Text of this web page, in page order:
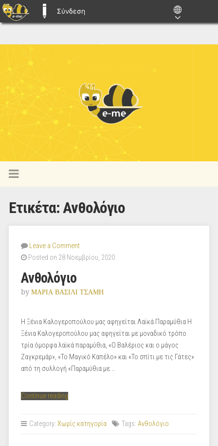
E-ME BLOGS
Σύνδεση
Ετικέτα:Ανθολόγιο
Leave a Comment
Posted on 28 Νοεμβρίου, 2020
Ανθολόγιο
by ΜΑΡΙΑ ΒΑΣΙΛΙ ΤΣΑΜΗ
Η Ξένια Καλογεροπούλου μας αφηγείται Λαϊκά Παραμύθια Η
Ξένια Καλογεροπούλου μας αφηγείται με μοναδικό τρόπο
τρία όμορφα λαϊκά παραμύθια, «Ο Βαλέριος και ο μάγος
Ζαγκρεμάρ», «Το Μαγικό Καπέλο» και «Το σπίτι με τις Γάτες»
από τη συλλογή «Παραμύθια με …
Continue reading“Ανθολόγιο”
Category: Χωρίς κατηγορία Tags: Ανθολόγιο